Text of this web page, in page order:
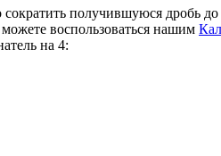
сократить получившуюся дробь
воспользоваться нашим
на 4: